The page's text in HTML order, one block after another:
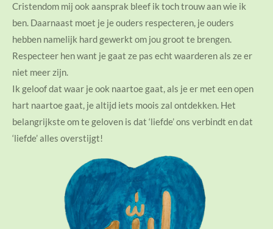
Cristendom mij ook aansprak bleef ik toch trouw aan wie ik
ben. Daarnaast moet je je ouders respecteren, je ouders
hebben namelijk hard gewerkt om jou groot te brengen.
Respecteer hen want je gaat ze pas echt waarderen als ze er
niet meer zijn.
Ik geloof dat waar je ook naartoe gaat, als je er met een open
hart naartoe gaat, je altijd iets moois zal ontdekken. Het
belangrijkste om te geloven is dat ‘liefde’ ons verbindt en dat
‘liefde’ alles overstijgt!